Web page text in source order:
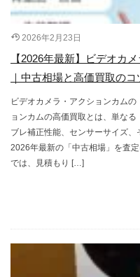
2026年2月23日
【2026年最新】ビデオカ
｜中古相場と高価買取のコ
ビデオカメラ・アクションカム
ョンカムの高価買取とは、単な
ブレ補正性能、センサーサイズ
2026年最新の「中古相場」を査
では、見積もり […]